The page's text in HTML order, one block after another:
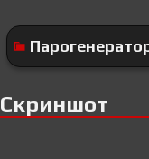
Скриншот